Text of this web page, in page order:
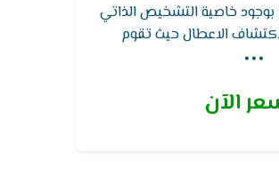
بوجود خاصية التشخيص الذاتي
الاعطال حيث تقوم
التكييف و من ثم تظهر...
الآن